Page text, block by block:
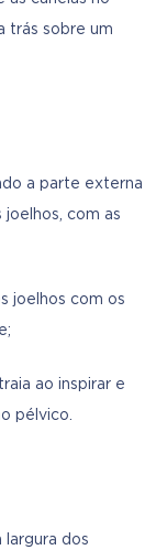
trás sobre um
a parte externa
com as
joelhos com os
ao inspirar e
pélvico.
largura dos